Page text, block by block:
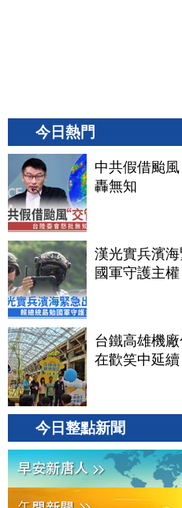
今日熱門
中共假借颱
轟無知
漢光實兵濱
國軍守護主權
台鐵高雄機
在歡笑中延續
今日整點新聞